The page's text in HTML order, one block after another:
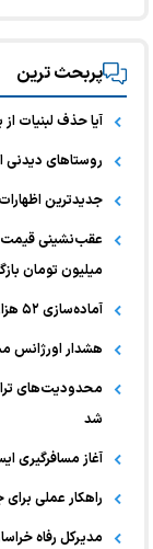
پربحث ترین
آیا حذف لبنیات
روستاهای دیدنی
جدیدترین
میلیون تومان
آماده‌سازی ۵۲ هزار جای پارک خودرو در مشهد برای دهه پایانی صفر
هشدار اورژانس
شد
آغاز مسافرگیری
راهکار عملی
مدیرکل رفاه